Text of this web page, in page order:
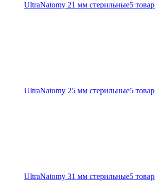
UltraNatomy 21 мм стерильные5
UltraNatomy 25 мм стерильные5
UltraNatomy 31 мм стерильные5